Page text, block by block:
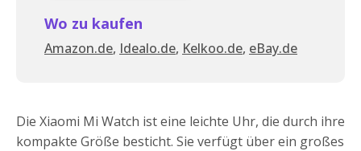
Wo zu kaufen
Amazon.de, Idealo.de, Kelkoo.de, eBay.de
Die Xiaomi Mi Watch ist eine leichte Uhr, die durch ihre
kompakte Größe besticht. Sie verfügt über ein großes